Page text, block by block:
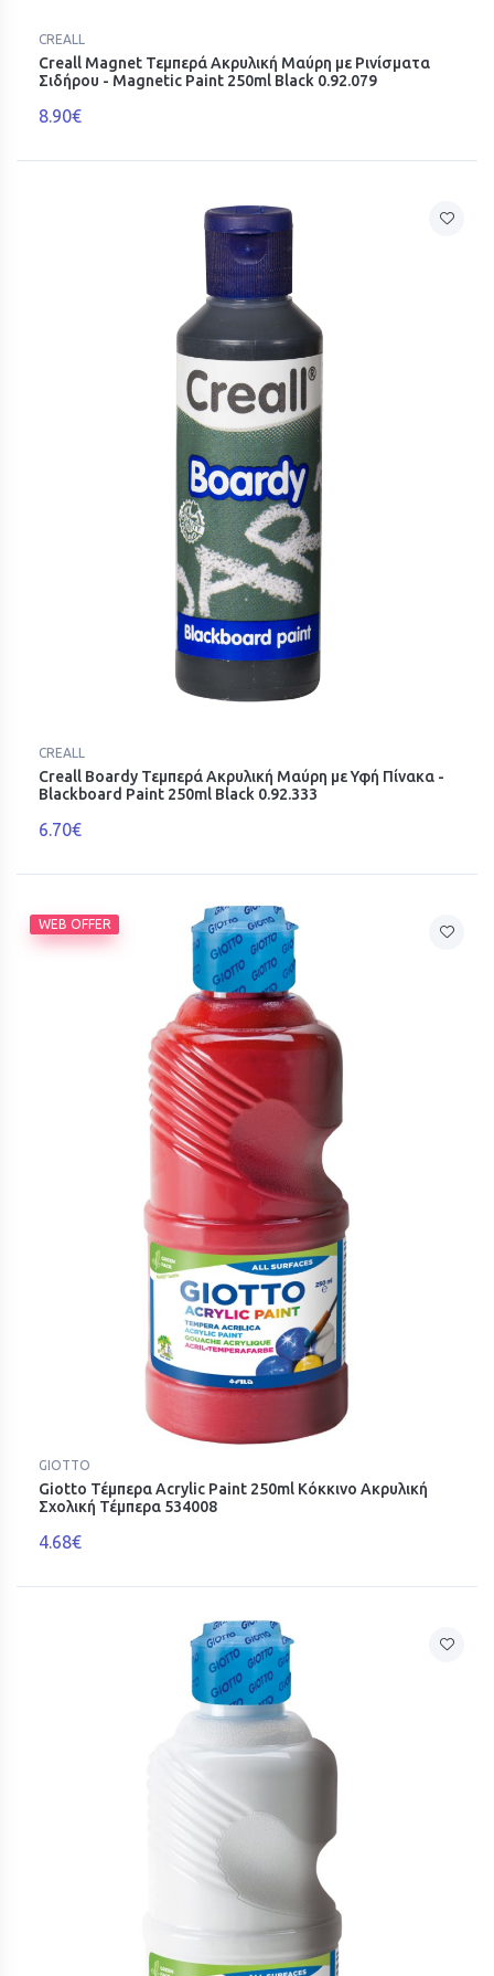
CREALL
Creall Magnet Τεμπερά Ακρυλική Μαύρη με Ρινίσματα
Σιδήρου - Magnetic Paint 250ml Black 0.92.079
8.90€
CREALL
Creall Boardy Τεμπερά Ακρυλική Μαύρη με Υφή Πίνακα -
Blackboard Paint 250ml Black 0.92.333
6.70€
WEB OFFER
GIOTTO
Giotto Τέμπερα Acrylic Paint 250ml Κόκκινο Ακρυλική
Σχολική Τέμπερα 534008
4.68€